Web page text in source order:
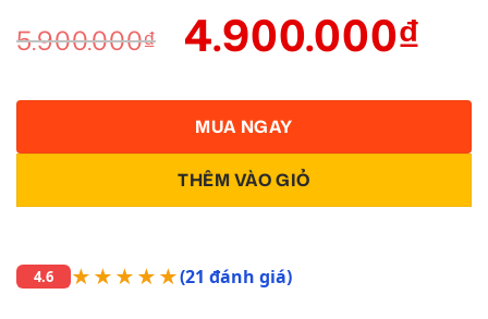
5.900.000₫ 4.900.000₫
THÊM VÀO GIỎ
MUA NGAY
4.6 ★★★★★(21 đánh giá)